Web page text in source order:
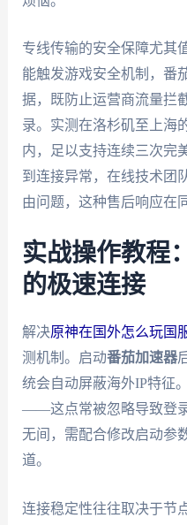
专线传输的安全保障尤其
能触发游戏安全机制，番
据，既防止运营商流量拦
录。实测在洛杉矶至上海
内，足以支持连续三次完
到连接异常，在线技术团
由问题，这种售后响应在
实战操作教程
的极速连接
解决原神在国外怎么玩国
测机制。启动番茄加速器
统会自动屏蔽海外IP特征
——这点常被忽略导致登
无间，需配合修改启动参
道。
连接稳定性往往取决于节